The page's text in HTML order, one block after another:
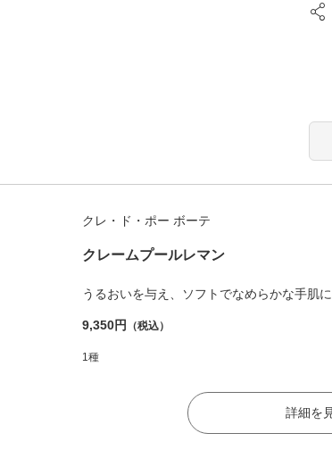
クレ・ド・ポー ボーテ
クレームプールレマン
うるおいを与え、ソフトでなめらかな手肌
9,350円 （税込）
1種
詳細を